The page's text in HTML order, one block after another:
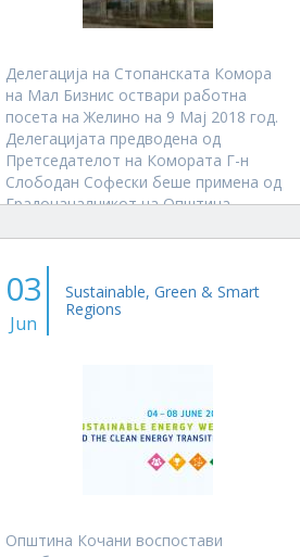
Делегација на Стопанската Комора
на Мал Бизнис оствари работна
посета на Желино на 9 Мај 2018 год.
Делегацијата предводена од
Претседателот на Комората Г-н
Слободан Софески беше примена од
Градоначалникот на Општина
03
Jun
Sustainable, Green & Smart
Regions
Општина Кочани воспостави